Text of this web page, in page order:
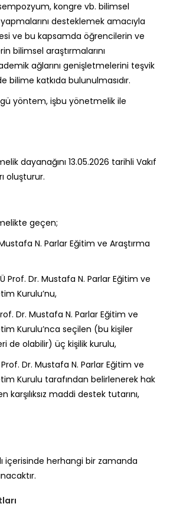
kongre vb. bilimsel
desteklemek amacıyla
ve bu kapsamda öğrencilerin ve
bilimsel araştırmalarını
ağlarını genişletmelerini teşvik
bilime katkıda bulunulmasıdır.
yöntem, işbu yönetmelik ile
dayanağını 13.05.2026 tarihli Vakıf
oluşturur.
geçen;
N. Parlar Eğitim ve Araştırma
Prof. Dr. Mustafa N. Parlar Eğitim ve
Kurulu’nu,
Dr. Mustafa N. Parlar Eğitim ve
Kurulu’nca seçilen (bu kişiler
de olabilir) üç kişilik kurulu,
Prof. Dr. Mustafa N. Parlar Eğitim ve
Kurulu tarafından belirlenerek hak
karşılıksız maddi destek tutarını,
içerisinde herhangi bir zamanda